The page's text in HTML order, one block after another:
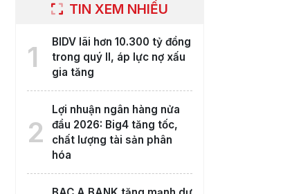
TIN XEM NHIỀU
1
BIDV lãi hơn 10.300 tỷ đồng
trong quý II, áp lực nợ xấu
gia tăng
2
Lợi nhuận ngân hàng nửa
đầu 2026: Big4 tăng tốc,
chất lượng tài sản phân
hóa